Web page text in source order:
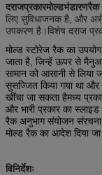
दराजप्रकारमोल्डभंडारणरैक
लिए सुविधाजनक है, और
उपकरण है।विशेष दराज
मोल्ड स्टोरेज रैक का
जाता है, जिन्हें ऊपर से
सामान को आसानी से
सुसज्जित किया गया था
खींचा जा सकता हैमध्य
और भारी प्रकार का
रैक अनुभाग संयोजन संरचना
मोल्ड रैक का आदेश दिया
विनिर्देशः